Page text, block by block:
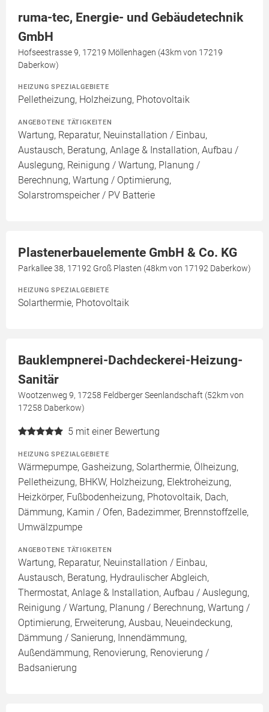
ruma-tec, Energie- und Gebäudetechnik
GmbH
Hofseestrasse 9, 17219 Möllenhagen (43km von 17219
Daberkow)
HEIZUNG SPEZIALGEBIETE
Pelletheizung, Holzheizung, Photovoltaik
ANGEBOTENE TÄTIGKEITEN
Wartung, Reparatur, Neuinstallation / Einbau,
Austausch, Beratung, Anlage & Installation, Aufbau /
Auslegung, Reinigung / Wartung, Planung /
Berechnung, Wartung / Optimierung,
Solarstromspeicher / PV Batterie
Plastenerbauelemente GmbH & Co. KG
Parkallee 38, 17192 Groß Plasten (48km von 17192 Daberkow)
HEIZUNG SPEZIALGEBIETE
Solarthermie, Photovoltaik
Bauklempnerei-Dachdeckerei-Heizung-
Sanitär
Wootzenweg 9, 17258 Feldberger Seenlandschaft (52km von
17258 Daberkow)
5 mit einer Bewertung
HEIZUNG SPEZIALGEBIETE
Wärmepumpe, Gasheizung, Solarthermie, Ölheizung,
Pelletheizung, BHKW, Holzheizung, Elektroheizung,
Heizkörper, Fußbodenheizung, Photovoltaik, Dach,
Dämmung, Kamin / Ofen, Badezimmer, Brennstoffzelle,
Umwälzpumpe
ANGEBOTENE TÄTIGKEITEN
Wartung, Reparatur, Neuinstallation / Einbau,
Austausch, Beratung, Hydraulischer Abgleich,
Thermostat, Anlage & Installation, Aufbau / Auslegung,
Reinigung / Wartung, Planung / Berechnung, Wartung /
Optimierung, Erweiterung, Ausbau, Neueindeckung,
Dämmung / Sanierung, Innendämmung,
Außendämmung, Renovierung, Renovierung /
Badsanierung